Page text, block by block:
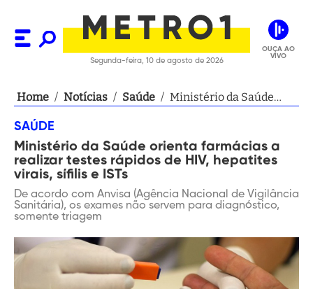
Segunda-feira, 10 de agosto de 2026
OUÇA AO
VIVO
Home / Notícias / Saúde / Ministério da Saúde
de HIV, hepatites virais,
sífilis e ISTs
SAÚDE
Ministério da Saúde orienta farmácias a
realizar testes rápidos de HIV, hepatites
virais, sífilis e ISTs
De acordo com Anvisa (Agência Nacional de Vigilância
Sanitária), os exames não servem para diagnóstico,
somente triagem